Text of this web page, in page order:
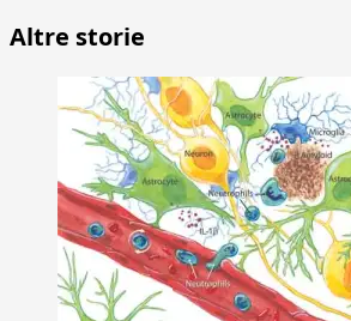
Altre storie